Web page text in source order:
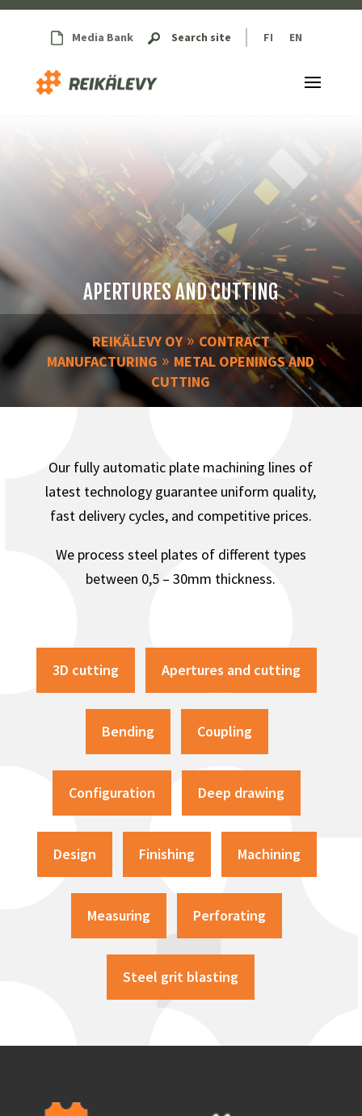
Media Bank Search site FI EN
APERTURES AND CUTTING
REIKÄLEVY OY»CONTRACT
MANUFACTURING » METAL OPENINGS AND
CUTTING
Our fully automatic plate machining lines of
latest technology guarantee uniform quality,
fast delivery cycles, and competitive prices.
We process steel plates of different types
between 0,5 – 30mm thickness.
3D cutting Apertures and cutting
Bending Coupling
Configuration Deep drawing
Design Finishing Machining
Measuring Perforating
Steel grit blasting